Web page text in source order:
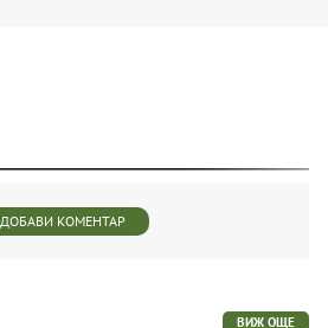
ДОБАВИ КОМЕНТАР
ВИЖ ОЩЕ